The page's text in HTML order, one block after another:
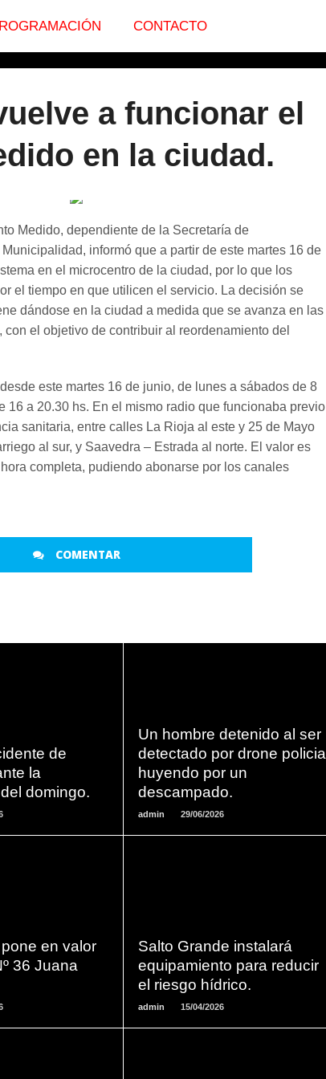
CONTACTO
a funcionar el
en la ciudad.
Medido, dependiente de la Secretaría de
informó que a partir de este martes 16 de
en el microcentro de la ciudad, por lo que los
el tiempo en que utilicen el servicio. La decisión se
dándose en la ciudad a medida que se avanza en las
el objetivo de contribuir al reordenamiento del
este martes 16 de junio, de lunes a sábados de 8
16 a 20.30 hs. En el mismo radio que funcionaba previo
sanitaria, entre calles La Rioja al este y 25 de Mayo
al sur, y Saavedra – Estrada al norte. El valor es
completa, pudiendo abonarse por los canales
COMENTAR
de
la
domingo.
Un hombre detenido al ser
detectado por drone policial
huyendo por un
descampado.
admin 29/06/2026
MAS
en valor
36 Juana
Salto Grande instalará
equipamiento para reducir
el riesgo hídrico.
admin 15/04/2026